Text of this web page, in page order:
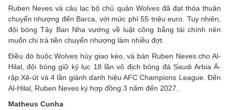
Ruben Neves và câu lạc bộ chủ quản Wolves đã đạt thỏa thuận
chuyển nhượng đến Barca, với mức phí 55 triệu euro. Tuy nhiên,
đội bóng Tây Ban Nha vướng về luật công bằng tài chính nên
muốn chi trả tiền chuyển nhượng làm nhiều đợt.
Điều đó buộc Wolves hủy giao kèo, và bán Ruben Neves cho Al-
Hilal, đội bóng giữ kỷ lục 18 lần vô địch bóng đá Saudi Arbia Ả-
rập Xê-út và 4 lần giành danh hiệu AFC Champions League. Đến
Al-Hilal, Ruben Neves ký hợp đồng 3 năm đến 2027.
Matheus Cunha